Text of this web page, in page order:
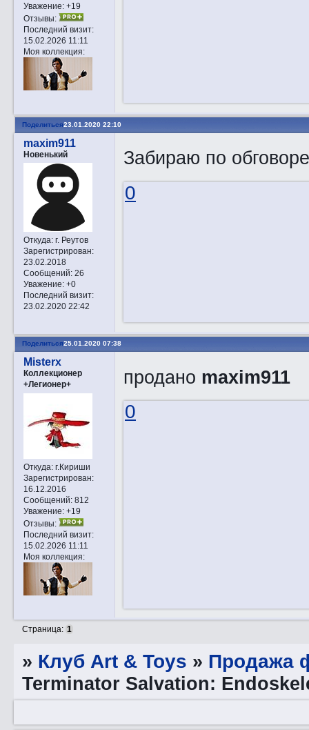
Уважение: +19
Отзывы:
Последний визит:
15.02.2026 11:11
Моя коллекция:
Поделиться23.01.2020 22:10
maxim911
Новенький
Откуда:г. Реутов
Зарегистрирован:
23.02.2018
Сообщений:26
Уважение: +0
Последний визит:
23.02.2020 22:42
Забираю по
0
Поделиться25.01.2020 07:38
Misterx
Коллекционер
+Легионер+
Откуда:г.Кириши
Зарегистрирован:
16.12.2016
Сообщений:812
Уважение: +19
Отзывы:
Последний визит:
15.02.2026 11:11
Моя коллекция:
продано maxim911
0
Страница: 1
» Клуб Art & Toys » Продажа
Terminator Salvation: